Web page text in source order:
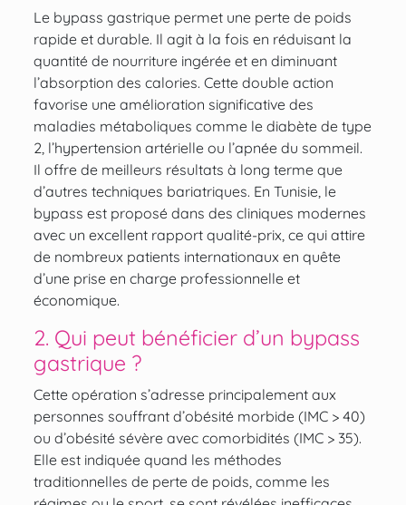
Le bypass gastrique permet une perte de poids
rapide et durable. Il agit à la fois en réduisant la
quantité de nourriture ingérée et en diminuant
l’absorption des calories. Cette double action
favorise une amélioration significative des
maladies métaboliques comme le diabète de type
2, l’hypertension artérielle ou l’apnée du sommeil.
Il offre de meilleurs résultats à long terme que
d’autres techniques bariatriques. En Tunisie, le
bypass est proposé dans des cliniques modernes
avec un excellent rapport qualité-prix, ce qui attire
de nombreux patients internationaux en quête
d’une prise en charge professionnelle et
économique.
2. Qui peut bénéficier d’un bypass
gastrique ?
Cette opération s’adresse principalement aux
personnes souffrant d’obésité morbide (IMC > 40)
ou d’obésité sévère avec comorbidités (IMC > 35).
Elle est indiquée quand les méthodes
traditionnelles de perte de poids, comme les